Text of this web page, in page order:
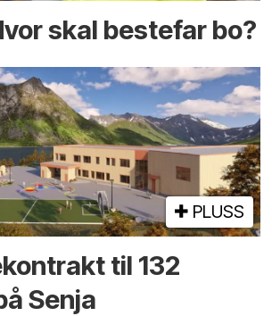
skal bestefar bo?
PLUSS
til 132
Senja